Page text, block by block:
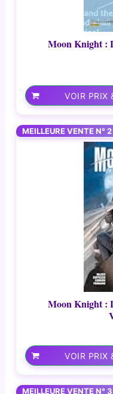
Moon Knight :
VOIR PRIX
MEILLEURE VENTE N° 2
Moon Knight :
VOIR PRIX
MEILLEURE VENTE N° 3